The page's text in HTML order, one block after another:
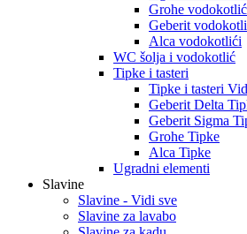
Grohe
Geberit
Alca vodokotlići
WC šolja i vodokotlić
Tipke i tasteri
Tipke i tasteri
Geberit Delta
Geberit Sigma
Grohe Tipke
Alca Tipke
Ugradni elementi
Slavine
Slavine - Vidi sve
Slavine za lavabo